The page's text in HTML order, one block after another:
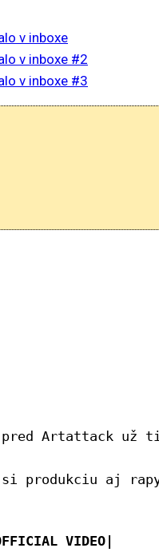
v inboxe
v inboxe #2
v inboxe #3
pred Artattack už
si produkciu aj
VIDEO|